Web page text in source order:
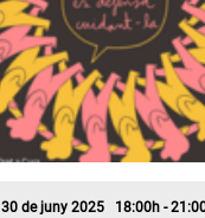
30 de juny 2025 18:00h -